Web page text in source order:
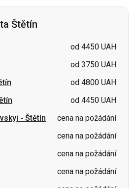
od 4450 UAH
cena na požádání
cena na požádání
cena na požádání
cena na požádání
cena na požádání
cena na požádání